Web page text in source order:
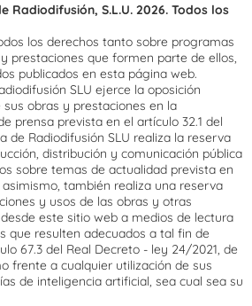
Radiodifusión, S.L.U. 2026. Todos los
los derechos tanto sobre programas
prestaciones que formen parte de ellos,
publicados en esta página web.
SLU ejerce la oposición
obras y prestaciones en la
prensa prevista en el artículo 32.1 del
de Radiodifusión SLU realiza la reserva
distribución y comunicación pública
sobre temas de actualidad prevista en
asimismo, también realiza una reserva
y usos de las obras y otras
este sitio web a medios de lectura
que resulten adecuados a tal fin de
67.3 del Real Decreto - ley 24/2021, de
frente a cualquier utilización de sus
de inteligencia artificial, sea cual sea su